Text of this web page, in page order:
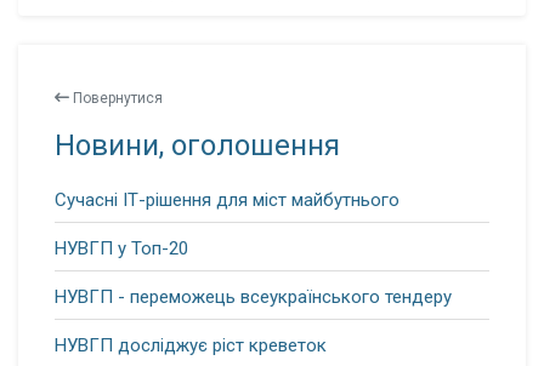
Повернутися
Новини, оголошення
Сучасні ІТ-рішення для міст майбутнього
НУВГП у Топ-20
НУВГП - переможець всеукраїнського тендеру
НУВГП досліджує ріст креветок